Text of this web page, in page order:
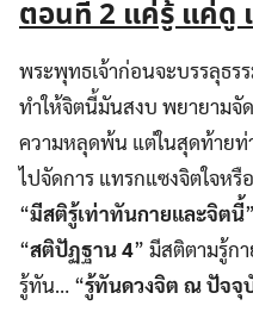
ตอนที่2แค่รู้ แค่ดู
พระพุทธเจ้าก่อนจะบรรลุธ
ทำให้จิตนี้มันสงบ พยายามจั
ความหลุดพ้น แต่ในสุดท้ายท่า
ไปจัดการ แทรกแซงจิตใจห
“มีสติรู้เท่าทันกายและจิตนี้
“สติปัฏฐาน4” มีสติตามรู้ก
รู้ทัน… “รู้ทันดวงจิต ณ ปัจจุ